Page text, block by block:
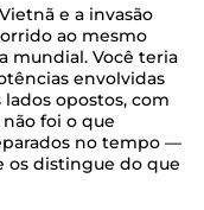
e a invasão
ao mesmo
mundial. Você teria
envolvidas
opostos, com
foi o que
no tempo —
os distingue do que